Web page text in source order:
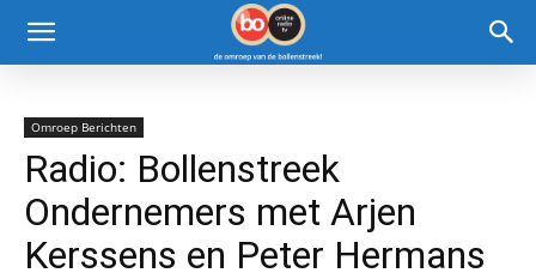
Omroep Berichten
Radio: Bollenstreek
Ondernemers met Arjen
Kerssens en Peter Hermans